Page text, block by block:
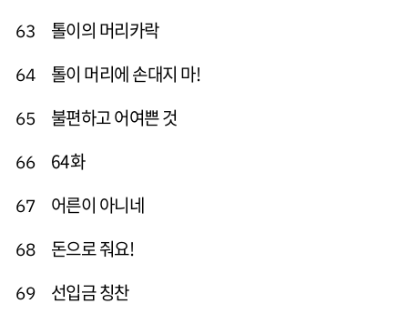
63 톨이의 머리카락
64 톨이 머리에 손대지 마!
65 불편하고 어여쁜 것
66 64화
67 어른이 아니네
68 돈으로 줘요!
69 선입금 칭찬